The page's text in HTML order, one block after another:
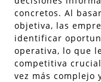
concretos. Al
objetiva, las
identificar
operativa, lo que
competitiva
vez más complejo